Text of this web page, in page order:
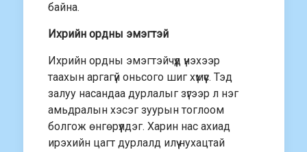
байна.
Ихрийн ордны эмэгтэй
Ихрийн ордны эмэгтэйчүүд үнэхээр
таахын аргагүй оньсого шиг хүмүүс. Тэд
залуу насандаа дурлалыг зүгээр л нэг
амьдралын хэсэг зуурын тоглоом
болгож өнгөрүүлдэг. Харин нас ахиад
ирэхийн цагт дурлалд илүү нухацтай